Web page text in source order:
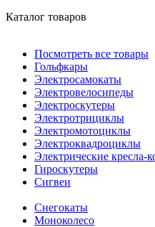
Каталог товаров
Посмотреть все товары
Гольфкары
Электросамокаты
Электровелосипеды
Электроскутеры
Электротрициклы
Электромотоциклы
Электроквадроциклы
Электрические кресла-
Гироскутеры
Сигвеи
Снегокаты
Моноколесо